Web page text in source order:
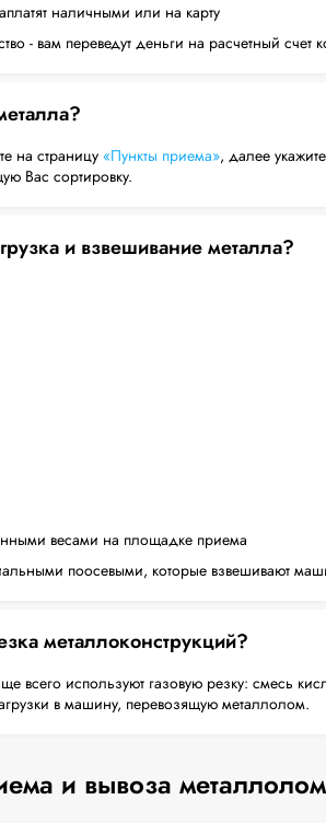
наличными или на карту
- вам переведут деньги на расчетный счет
на страницу «Пункты приема», далее
Вас сортировку.
и взвешивание металла?
весами на площадке приема
поосевыми, которые взвешивают
металлоконструкций?
всего используют газовую резку: смесь
в машину, перевозящую металлолом.
и вывоза